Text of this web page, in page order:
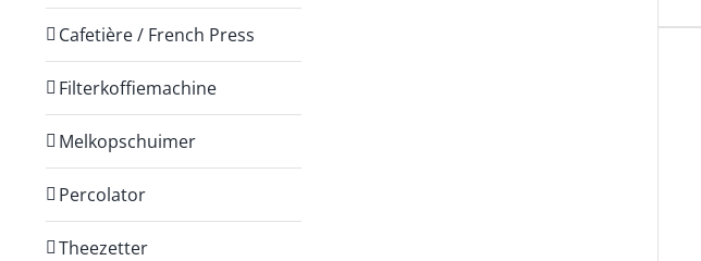
Cafetière / French Press
Filterkoffiemachine
Melkopschuimer
Percolator
Theezetter